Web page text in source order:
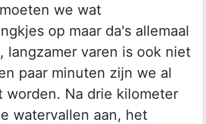
we wat
op maar da's allemaal
langzamer varen is ook niet
paar minuten zijn we al
worden. Na drie kilometer
watervallen aan, het